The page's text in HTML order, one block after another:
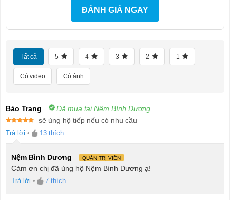
ĐÁNH GIÁ NGAY
Tất cả 5 4 3 2 1
Có video Có ảnh
Bảo Trang Đã mua tại Nệm Bình Dương
hạng55
sẽ ủng hộ tiếp nếu có nhu cầu
Trả lời • 13 thích
Nệm Bình Dương QUẢN TRỊ VIÊN
Cảm ơn chị đã ủng hộ Nệm Bình Dương ạ!
Trả lời • 7 thích